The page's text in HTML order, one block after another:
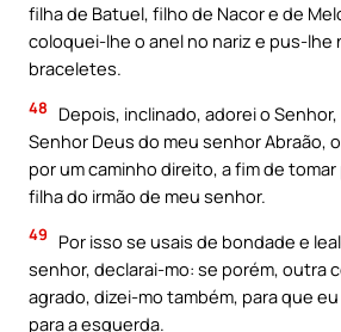
filha de Batuel, filho de Nacor e de
coloquei-lhe o anel no nariz e pus-lhe
braceletes.
48
Depois, inclinado, adorei o
Senhor Deus do meu senhor Abraão,
por um caminho direito, a fim de
filha do irmão de meu senhor.
49
Por isso se usais de bondade e
senhor, declarai-mo: se porém, outra
agrado, dizei-mo também, para que
para a esquerda.